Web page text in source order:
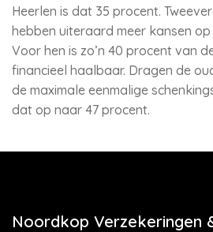
Heerlen is dat 35 procent.
hebben uiteraard meer kansen
Voor hen is zo’n 40 procent van
financieel haalbaar. Dragen de
de maximale eenmalige
dat op naar 47 procent.
Noordkop Verzekeringen